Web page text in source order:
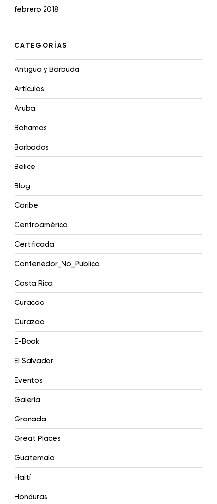
febrero 2018
CATEGORÍAS
Antigua y Barbuda
Artículos
Aruba
Bahamas
Barbados
Belice
Blog
Caribe
Centroamérica
Certificada
Contenedor_No_Publico
Costa Rica
Curacao
Curazao
E-Book
El Salvador
Eventos
Galería
Granada
Great Places
Guatemala
Haití
Honduras